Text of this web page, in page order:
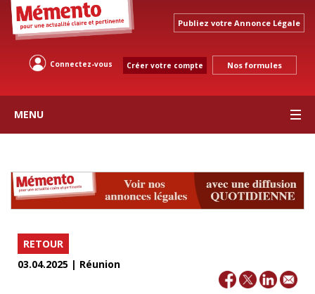
Publiez votre Annonce Légale
Connectez-vous Créer votre compte Nos formules
MENU
RETOUR
03.04.2025 | Réunion